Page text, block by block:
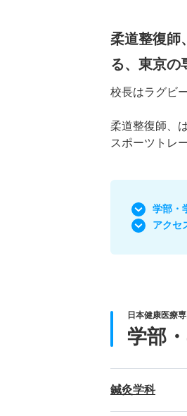
柔道整復師
る、東京の
校長はラグビ
柔道整復師、
スポーツトレ
学部・
アクセ
日本健康医療
学部
鍼灸学科